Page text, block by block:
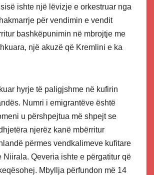
ishte një lëvizje e orkestruar nga
për vendimin e vendit
bashkëpunimin në mbrojtje me
një akuzë që Kremlini e ka
hyrje të paligjshme në kufirin
Numri i emigrantëve është
u përshpejtua më shpejt se
njerëz kanë mbërritur
përmes vendkalimeve kufitare
Niirala. Qeveria ishte e përgatitur që
Mbyllja përfundon më 14